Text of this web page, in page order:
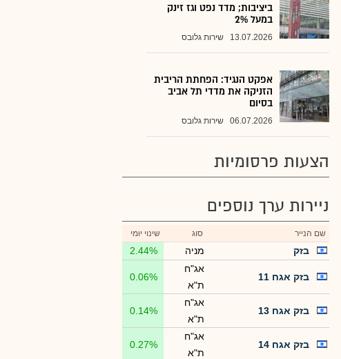
ביציבות; מדד נפט וגז זינק
במעל 2%
13.07.2026 שירות גלובס
אפקט הנגיד: הפחתת הריבית
הזניקה את מדדי תל אביב
בסיום
06.07.2026 שירות גלובס
הצעות פרסומיות
ניירות ערך נוספים
שם הנייר סוג שינוי יומי
בזק מניה 2.44%
בזק אגח 11
אג"ח
ת"א
0.06%
בזק אגח 13
אג"ח
ת"א
0.14%
בזק אגח 14
אג"ח
ת"א
0.27%